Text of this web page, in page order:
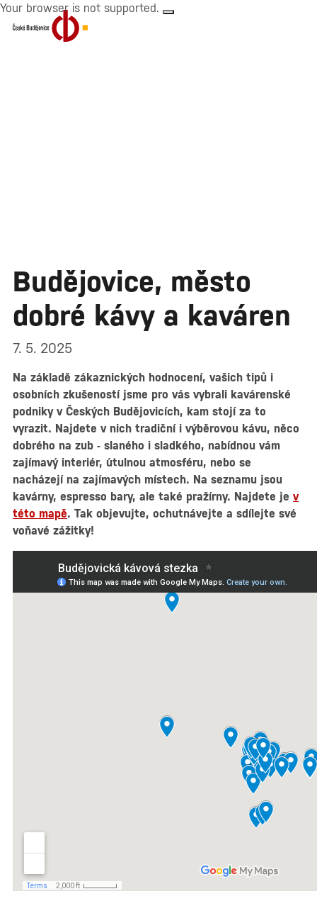
Your browser is not supported.
Budějovice, město
dobré kávy a kaváren
7. 5. 2025
Na základě zákaznických hodnocení, vašich tipů i
osobních zkušeností jsme pro vás vybrali kavárenské
podniky v Českých Budějovicích, kam stojí za to
vyrazit. Najdete v nich tradiční i výběrovou kávu, něco
dobrého na zub - slaného i sladkého, nabídnou vám
zajímavý interiér, útulnou atmosféru, nebo se
nacházejí na zajímavých místech. Na seznamu jsou
kavárny, espresso bary, ale také pražírny. Najdete je v
této mapě. Tak objevujte, ochutnávejte a sdílejte své
voňavé zážitky!